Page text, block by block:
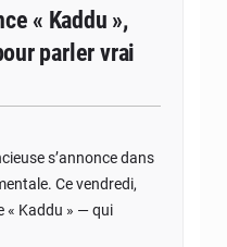
« Kaddu »,
parler vrai
s’annonce dans
Ce vendredi,
« Kaddu » — qui